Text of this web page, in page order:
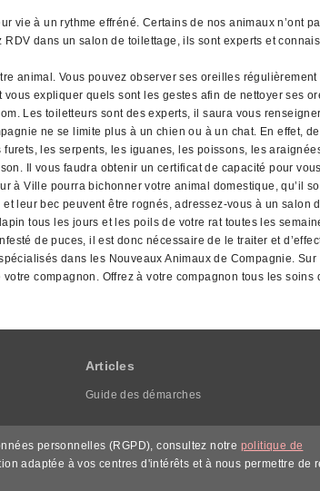
à un rythme effréné. Certains de nos animaux n’ont
dans un salon de toilettage, ils sont experts et
animal. Vous pouvez observer ses oreilles
expliquer quels sont les gestes afin de nettoyer ses
Les toiletteurs sont des experts, il saura vous
ne se limite plus à un chien ou à un chat. En effet,
les serpents, les iguanes, les poissons, les
Il vous faudra obtenir un certificat de capacité pour
à Ville pourra bichonner votre animal domestique, qu’il
bec peuvent être rognés, adressez-vous à un
tous les jours et les poils de votre rat toutes les
de puces, il est donc nécessaire de le traiter et
dans les Nouveaux Animaux de Compagnie.
compagnon. Offrez à votre compagnon tous les
Articles
Guide des démarches
personnelles (RGPD), consultez notre politique de
adaptée à vos centres d'intérêts et à nous permettre de